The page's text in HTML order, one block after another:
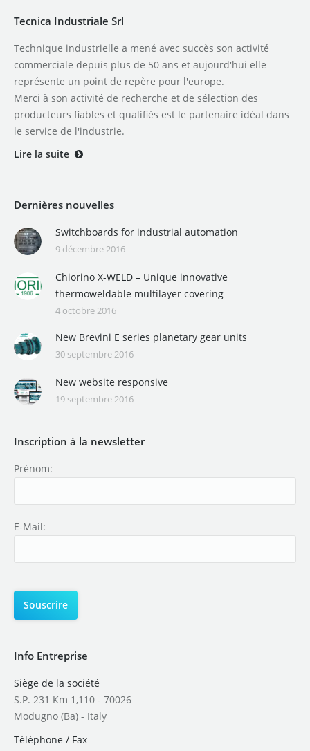
Tecnica Industriale Srl
Technique industrielle a mené avec succès son activité
commerciale depuis plus de 50 ans et aujourd'hui elle
représente un point de repère pour l'europe.
Merci à son activité de recherche et de sélection des
producteurs fiables et qualifiés est le partenaire idéal dans
le service de l'industrie.
Lire la suite
Dernières nouvelles
Switchboards for industrial automation
9 décembre 2016
Chiorino X-WELD – Unique innovative
thermoweldable multilayer covering
4 octobre 2016
New Brevini E series planetary gear units
30 septembre 2016
New website responsive
19 septembre 2016
Inscription à la newsletter
Prénom:
E-Mail:
Info Entreprise
Siège de la société
S.P. 231 Km 1,110 - 70026
Modugno (Ba) - Italy
Téléphone / Fax